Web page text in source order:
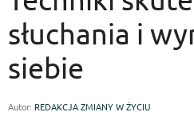
słuchania i
siebie
Autor: REDAKCJA ZMIANY W ŻYCIU